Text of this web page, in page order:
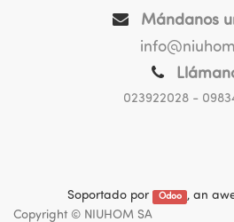
Mándanos
023922028-
Soportado por Odoo , an
Copyright © NIUHOM SA